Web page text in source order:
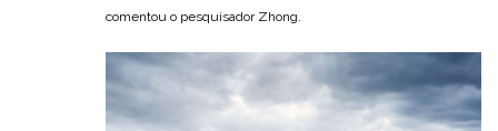
comentou o pesquisador Zhong.